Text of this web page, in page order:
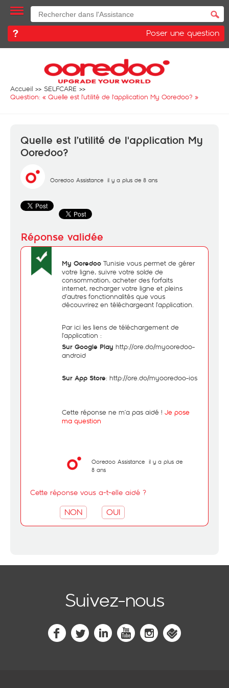
Poser une question
Accueil
SELFCARE
Question: « Quelle est l’utilité de l'application My Ooredoo? »
Quelle est l’utilité de l'application My
Ooredoo?
Ooredoo Assistance il y a plus de 8 ans
My Ooredoo Tunisie vous permet de gérer
votre ligne, suivre votre solde de
consommation, acheter des forfaits
internet, recharger votre ligne et pleins
d’autres fonctionnalités que vous
découvrirez en téléchargeant l’application.
Par ici les liens de téléchargement de
l’application :
Sur Google Play http://ore.do/myooredoo-
android
Sur App Store: http://ore.do/myooredoo-ios
Cette réponse ne m’a pas aidé ! Je pose
ma question
Ooredoo Assistance il y a plus de
8 ans
Cette réponse vous a-t-elle aidé ?
NON OUI
Suivez-nous